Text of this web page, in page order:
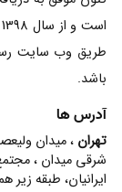
طریق وب سایت
باشد.
آدرس ها
تهران ، میدان
شرقی میدان ،
ایرانیان، طبقه